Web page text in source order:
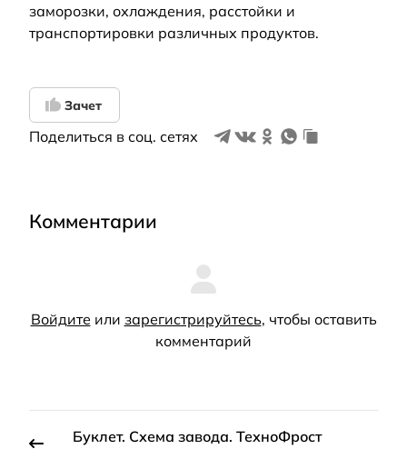
заморозки, охлаждения, расстойки и
транспортировки различных продуктов.
Зачет
Поделиться в соц. сетях
Комментарии
Войдите или зарегистрируйтесь, чтобы оставить
комментарий
Буклет. Cхема завода. ТехноФрост